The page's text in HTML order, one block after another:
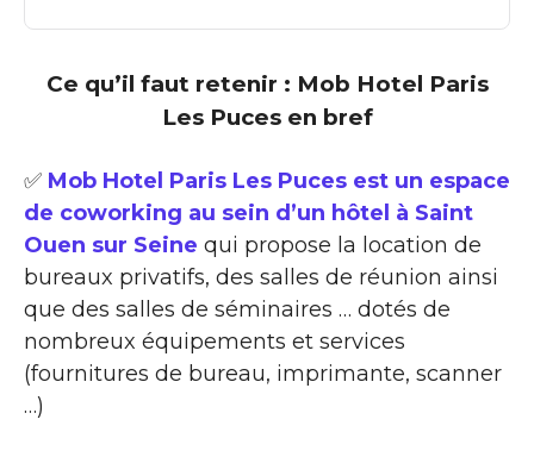
Ce qu’il faut retenir : Mob Hotel Paris
Les Puces en bref
✅ Mob Hotel Paris Les Puces est un espace
de coworking au sein d’un hôtel à Saint
Ouen sur Seine qui propose la location de
bureaux privatifs, des salles de réunion ainsi
que des salles de séminaires … dotés de
nombreux équipements et services
(fournitures de bureau, imprimante, scanner
…)